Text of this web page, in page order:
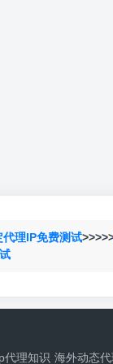
理IP免费测试
代理知识 海外动态